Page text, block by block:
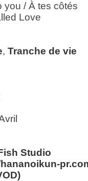
you / À tes côtés
Love
, Tranche de vie
Studio